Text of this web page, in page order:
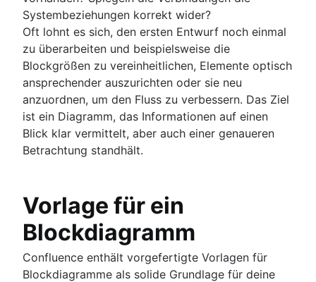
Systembeziehungen korrekt wider?
Oft lohnt es sich, den ersten Entwurf noch einmal
zu überarbeiten und beispielsweise die
Blockgrößen zu vereinheitlichen, Elemente optisch
ansprechender auszurichten oder sie neu
anzuordnen, um den Fluss zu verbessern. Das Ziel
ist ein Diagramm, das Informationen auf einen
Blick klar vermittelt, aber auch einer genaueren
Betrachtung standhält.
Vorlage für ein
Blockdiagramm
Confluence enthält vorgefertigte Vorlagen für
Blockdiagramme als solide Grundlage für deine